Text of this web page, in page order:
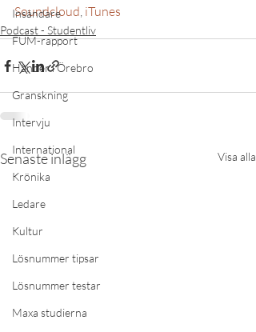
Insändare
FUM-rapport
Händer i Örebro
Granskning
Intervju
International
Krönika
Ledare
Kultur
Lösnummer tipsar
Lösnummer testar
Maxa studierna
Soundcloud, iTunes
Podcast - Studentliv
Senaste inlägg Visa alla